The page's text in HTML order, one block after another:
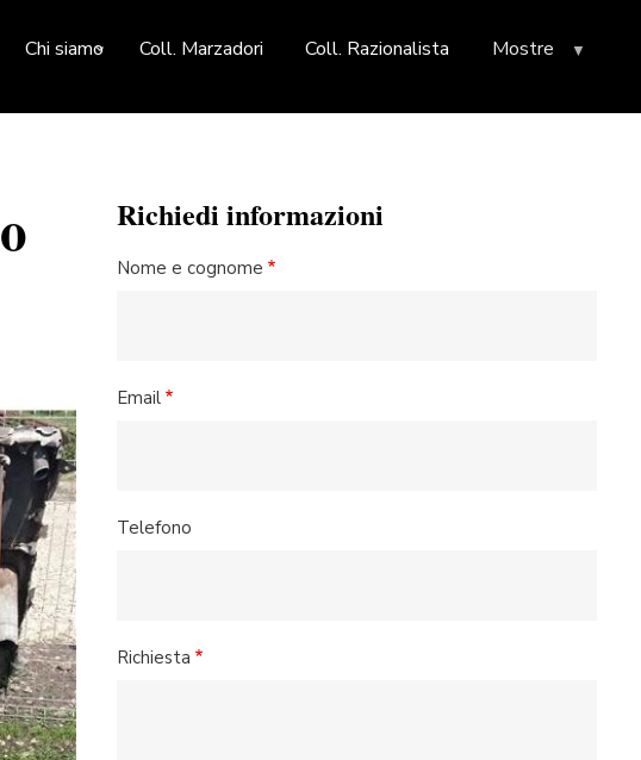
Chi siamo Coll. Marzadori Coll. Razionalista Mostre
Richiedi informazioni
Nome e cognome
Email
Telefono
Richiesta